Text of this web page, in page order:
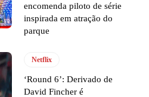
encomenda piloto de série
inspirada em atração do
parque
Netflix
‘Round 6’: Derivado de
David Fincher é